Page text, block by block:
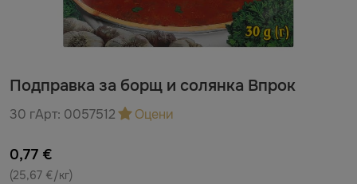
Подправка за борщ и солянка Впрок
30 гАрт: 0057512 Оцени
0,77 €
(25,67 €/кг)